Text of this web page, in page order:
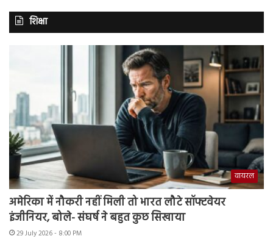
शिक्षा
वायरल
अमेरिका में नौकरी नहीं मिली तो भारत लौटे सॉफ्टवेयर
इंजीनियर, बोले- संघर्ष ने बहुत कुछ सिखाया
29 July 2026 - 8:00 PM